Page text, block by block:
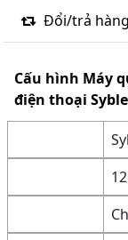
Đổi/trả
Cấu hình Máy
điện thoại Syble